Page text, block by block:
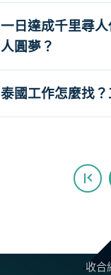
一日達成千里尋
人圓夢？
泰國工作怎麼找
收合